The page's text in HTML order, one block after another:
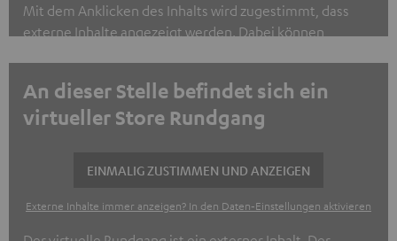
Mit dem Anklicken des Inhalts wird zugestimmt, dass
externe Inhalte angezeigt werden. Dabei können
Datenschutzerklärung unter I zu finden.
An dieser Stelle befindet sich ein
virtueller Store Rundgang
EINMALIG ZUSTIMMEN UND ANZEIGEN
Externe Inhalte immer anzeigen? In den Daten‑Einstellungen aktivieren